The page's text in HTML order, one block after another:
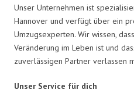
Unser Unternehmen ist
Hannover und verfügt über ein
Umzugsexperten. Wir wissen,
Veränderung im Leben ist und
zuverlässigen Partner verlassen
Unser Service für dich